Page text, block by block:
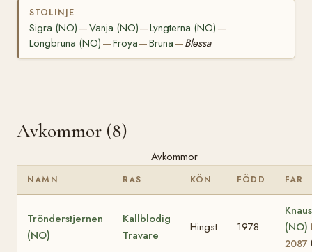
STOLINJE
Sigra (NO) —Vanja (NO)—Lyngterna (NO) —
Löngbruna (NO) —Fröya—Bruna —Blessa
Avkommor (8)
Avkommor
NAMN RAS KÖN FÖDD FAR
Trönderstjernen
(NO)
Kallblodig
Travare
Hingst 1978
(NO)
2087